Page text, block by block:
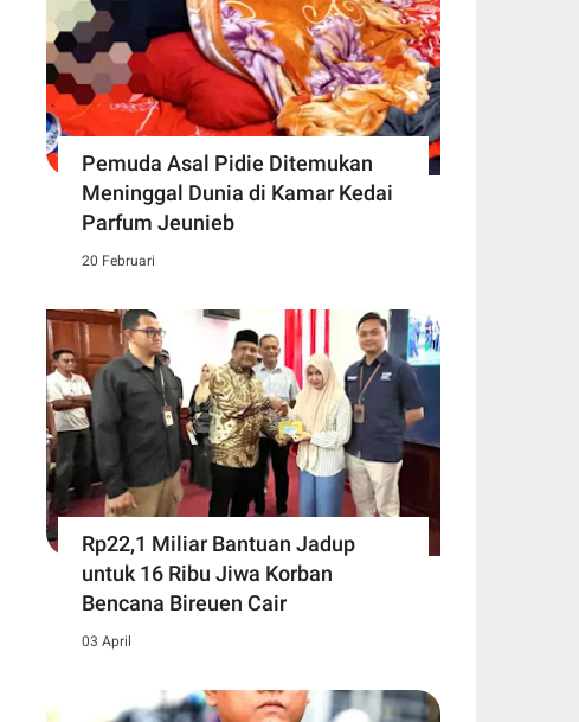
Pemuda Asal Pidie Ditemukan
Meninggal Dunia di Kamar Kedai
Parfum Jeunieb
20 Februari
Rp22,1 Miliar Bantuan Jadup
untuk 16 Ribu Jiwa Korban
Bencana Bireuen Cair
03 April